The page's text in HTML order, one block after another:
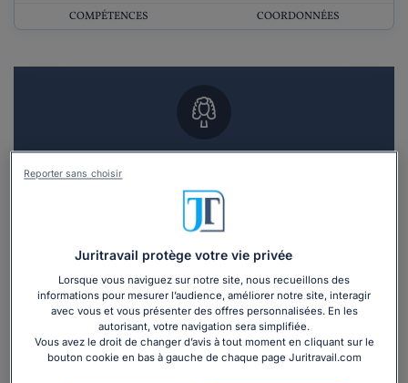
COMPÉTENCES COORDONNÉES
Recevoir des devis d'avocats
Juritravail protège votre vie privée
Lorsque vous naviguez sur notre site, nous recueillons des
informations pour mesurer l’audience, améliorer notre site, interagir
avec vous et vous présenter des offres personnalisées. En les
autorisant, votre navigation sera simplifiée.
Vous avez le droit de changer d’avis à tout moment en cliquant sur le
bouton cookie en bas à gauche de chaque page Juritravail.com
Reporter sans choisir